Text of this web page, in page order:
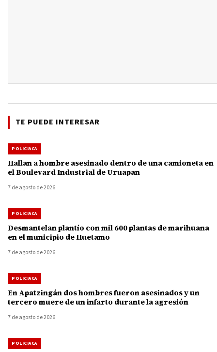
TE PUEDE INTERESAR
POLICIACA
Hallan a hombre asesinado dentro de una camioneta en
el Boulevard Industrial de Uruapan
7 de agosto de 2026
POLICIACA
Desmantelan plantío con mil 600 plantas de marihuana
en el municipio de Huetamo
7 de agosto de 2026
POLICIACA
En Apatzingán dos hombres fueron asesinados y un
tercero muere de un infarto durante la agresión
7 de agosto de 2026
POLICIACA